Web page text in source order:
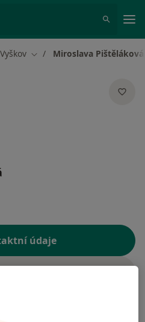
Vyškov Změna města
Miroslava Pištěláková
údaje